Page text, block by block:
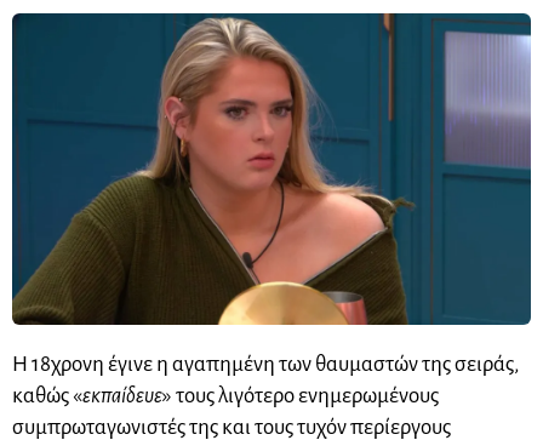
Η 18χρονη έγινε η αγαπημένη των θαυμαστών της σειράς,
καθώς «εκπαίδευε» τους λιγότερο ενημερωμένους
συμπρωταγωνιστές της και τους τυχόν περίεργους